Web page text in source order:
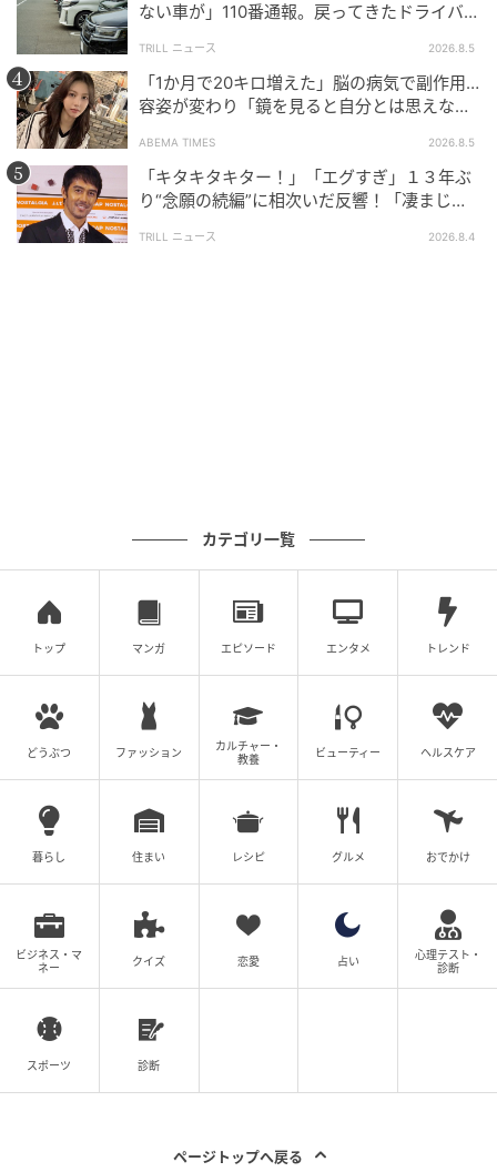
ウーマンエキサイト
ウーマンエキサイト
ない車が」110番通報。戻ってきたドライバー
TRILL ニュース 2026.8.5
「1か月で20キロ増えた」脳の病気で副作用…
容姿が変わり「鏡を見ると自分とは思えなか
ABEMA TIMES 2026.8.5
「キタキタキター！」「エグすぎ」１３年ぶ
り“念願の続編”に相次いだ反響！「凄まじく
TRILL ニュース 2026.8.4
カテゴリ一覧
トップ マンガ エピソード エンタメ トレンド
どうぶつ ファッション
カルチャー・
教養
ビューティー ヘルスケア
暮らし 住まい レシピ グルメ おでかけ
ビジネス・マ
ネー
クイズ 恋愛 占い
心理テスト・
診断
スポーツ 診断
ページトップへ戻る